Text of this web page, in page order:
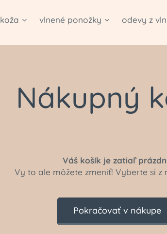
koža vlnené ponožky odevy z
Nákupný
Váš košík je zatiaľ
Vy to ale môžete zmeniť! Vyberte si z
Pokračovať v nákupe